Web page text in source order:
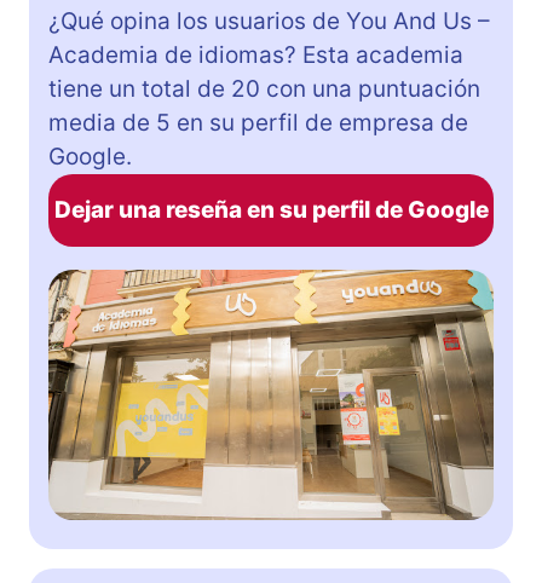
¿Qué opina los usuarios de You And Us –
Academia de idiomas? Esta academia
tiene un total de 20 con una puntuación
media de 5 en su perfil de empresa de
Google.
Dejar una reseña en su perfil de Google